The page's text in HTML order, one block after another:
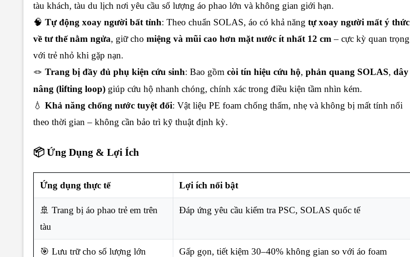
tàu khách, tàu du lịch nơi yêu cầu số lượng áo phao lớn và không gian giới hạn.
🧠 Tự động xoay người bất tỉnh: Theo chuẩn SOLAS, áo có khả năng tự xoay người mất ý thức
về tư thế nằm ngửa, giữ cho miệng và mũi cao hơn mặt nước ít nhất 12 cm– cực kỳ quan trọng
với trẻ nhỏ khi gặp nạn.
🪢 Trang bị đầy đủ phụ kiện cứu sinh: Bao gồm còi tín hiệu cứu hộ, phản quang SOLAS, dây
nâng (lifting loop) giúp cứu hộ nhanh chóng, chính xác trong điều kiện tầm nhìn kém.
💧 Khả năng chống nước tuyệt đối: Vật liệu PE foam chống thấm, nhẹ và không bị mất tính nổi
theo thời gian – không cần bảo trì kỹ thuật định kỳ.
📦 Ứng Dụng & Lợi Ích
Ứng dụng thực tế Lợi ích nổi bật
🚢 Trang bị áo phao trẻ em trên
tàu
Đáp ứng yêu cầu kiểm tra PSC, SOLAS quốc tế
🎯 Lưu trữ cho số lượng lớn
Gấp gọn, tiết kiệm 30–40% không gian so với áo foam